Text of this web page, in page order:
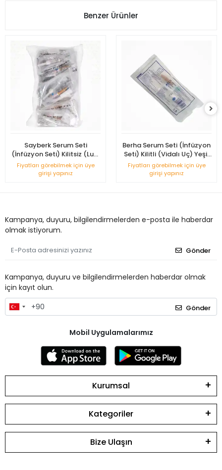
Benzer Ürünler
Sayberk Serum Seti
(İnfüzyon Seti) Kilitsiz (Luer
Slip) Pembe Uçlu 25'li Paket
Fiyatları görebilmek için üye
girişi yapınız
Berha Serum Seti (İnfüzyon
Seti) Kilitli (Vidalı Uç) Yeşil
Uçlu 25'li Paket
Fiyatları görebilmek için üye
girişi yapınız
Kampanya, duyuru, bilgilendirmelerden e-posta ile haberdar
olmak istiyorum.
Gönder
Kampanya, duyuru ve bilgilendirmelerden haberdar olmak
için kayıt olun.
Gönder
Mobil Uygulamalarımız
Kurumsal
Kategoriler
Bize Ulaşın